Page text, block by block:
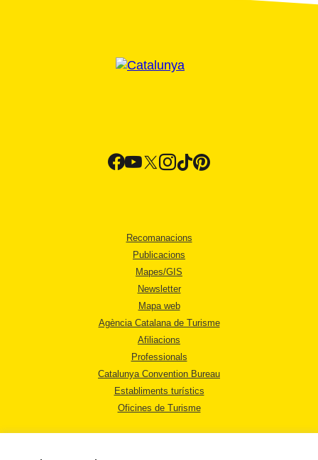
Recomanacions
Publicacions
Mapes/GIS
Newsletter
Mapa web
Agència Catalana de Turisme
Afiliacions
Professionals
Catalunya Convention Bureau
Establiments turístics
Oficines de Turisme